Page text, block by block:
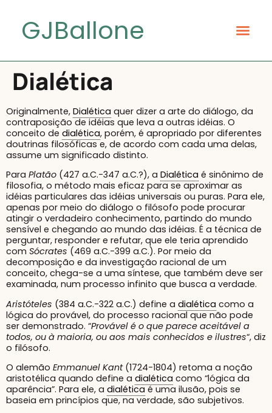
GJBallone
Dialética
Originalmente, Dialética quer dizer a arte do diálogo, da
contraposição de idéias que leva a outras idéias. O
conceito de dialética, porém, é apropriado por diferentes
doutrinas filosóficas e, de acordo com cada uma delas,
assume um significado distinto.
Para Platão (427 a.C.-347 a.C.?), a Dialética é sinônimo de
filosofia, o método mais eficaz para se aproximar as
idéias particulares das idéias universais ou puras. Para ele,
apenas por meio do diálogo o filósofo pode procurar
atingir o verdadeiro conhecimento, partindo do mundo
sensível e chegando ao mundo das idéias. É a técnica de
perguntar, responder e refutar, que ele teria aprendido
com Sócrates (469 a.C.-399 a.C.). Por meio da
decomposição e da investigação racional de um
conceito, chega-se a uma síntese, que também deve ser
examinada, num processo infinito que busca a verdade.
Aristóteles (384 a.C.-322 a.C.) define a dialética como a
lógica do provável, do processo racional que não pode
ser demonstrado. “Provável é o que parece aceitável a
todos, ou à maioria, ou aos mais conhecidos e ilustres“, diz
o filósofo.
O alemão Emmanuel Kant(1724-1804) retoma a noção
aristotélica quando define a dialética como “lógica da
aparência”. Para ele, a dialética é uma ilusão, pois se
baseia em princípios que, na verdade, são subjetivos.